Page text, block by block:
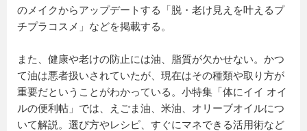
のメイクからアップデートする「脱・老け見えを叶えるプ
チプラコスメ」などを掲載する。
また、健康や老けの防止には油、脂質が欠かせない。かつ
て油は悪者扱いされていたが、現在はその種類や取り方が
重要だということがわかっている。小特集「体にイイ オイ
ルの便利帖」では、えごま油、米油、オリーブオイルにつ
いて解説。選び方やレシピ、すぐにマネできる活用術など